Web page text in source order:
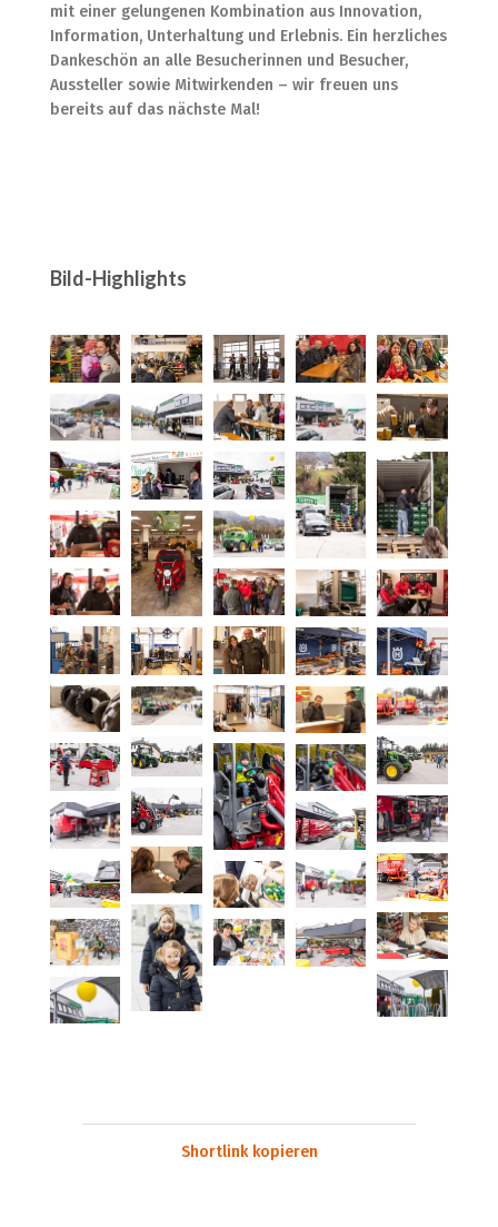
mit einer gelungenen Kombination aus Innovation,
Information, Unterhaltung und Erlebnis. Ein herzliches
Dankeschön an alle Besucherinnen und Besucher,
Aussteller sowie Mitwirkenden – wir freuen uns
bereits auf das nächste Mal!
Bild-Highlights
Shortlink kopieren